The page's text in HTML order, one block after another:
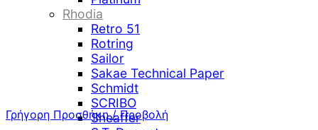
Rhodia
Retro 51
Rotring
Sailor
Sakae Technical Paper
Schmidt
SCRIBO
Sheaffer
Γρήγορη Προσθήκη / Προβολή